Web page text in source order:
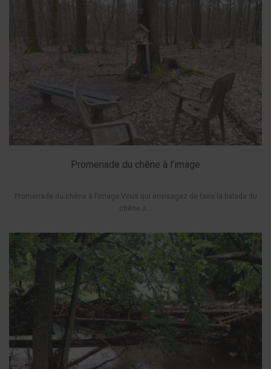
Promenade du chêne à l’image
Promenade du chêne à l'image Vous qui envisagez de faire la balade du
chêne à...